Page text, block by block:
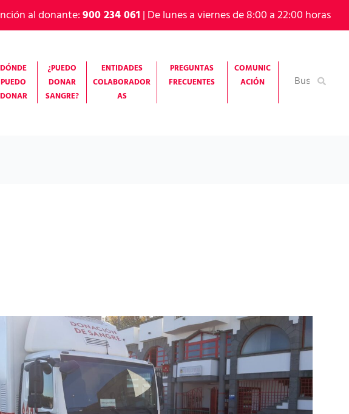
al donante:900 234 061 | De lunes a viernes de 8:00 a 22:00 horas
DÓNDE
PUEDO
DONAR
¿PUEDO
DONAR
SANGRE?
ENTIDADES
COLABORADOR
AS
PREGUNTAS
FRECUENTES
COMUNIC
ACIÓN
Buscar